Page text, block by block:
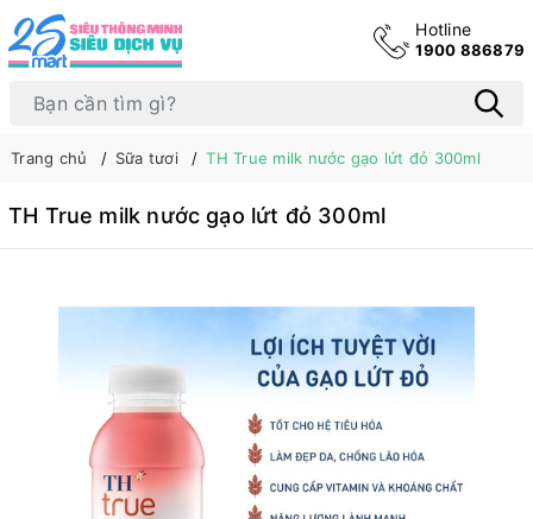
Hotline
1900 886879
Trang chủ Sữa tươi TH True milk nước gạo lứt đỏ 300ml
TH True milk nước gạo lứt đỏ 300ml